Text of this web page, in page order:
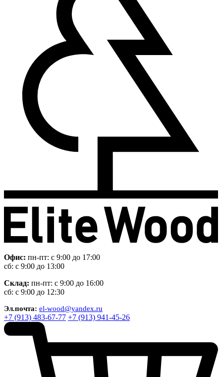
Офис: пн-пт: с 9:00 до 17:00
сб: с 9:00 до 13:00
Склад: пн-пт: с 9:00 до 16:00
сб: с 9:00 до 12:30
Эл.почта: el-wood@yandex.ru
+7 (913) 483-67-77 +7 (913) 941-45-26